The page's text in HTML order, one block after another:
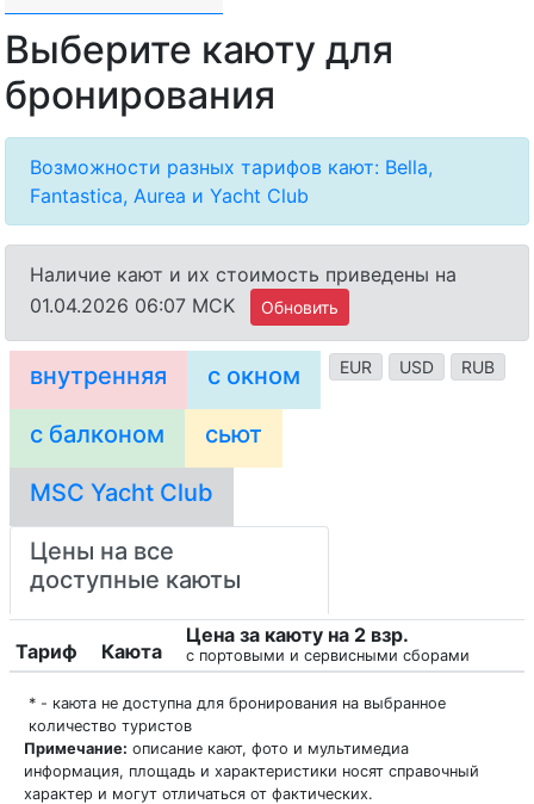
Выберите каюту для
бронирования
Возможности разных тарифов кают: Bella,
Fantastica, Aurea и Yacht Club
Наличие кают и их стоимость приведены на
01.04.2026 06:07 MCK
Обновить
EUR USD RUB
внутренняя с окном
с балконом сьют
MSC Yacht Club
Цены на все
доступные каюты
Тариф Каюта
Цена за каюту на 2 взр.
с портовыми и сервисными сборами
* - каюта не доступна для бронирования на выбранное
количество туристов
Примечание: описание кают, фото и мультимедиа
информация, площадь и характеристики носят справочный
характер и могут отличаться от фактических.